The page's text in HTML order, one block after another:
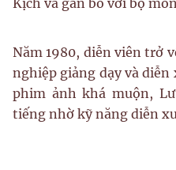
Kịch và gắn bó với bộ
Năm 1980, diễn viên trở
nghiệp giảng dạy và diễn
phim ảnh khá muộn,
tiếng nhờ kỹ năng diễn